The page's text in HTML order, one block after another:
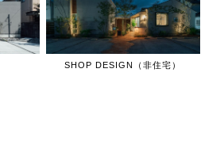
SHOP DESIGN（非住宅）